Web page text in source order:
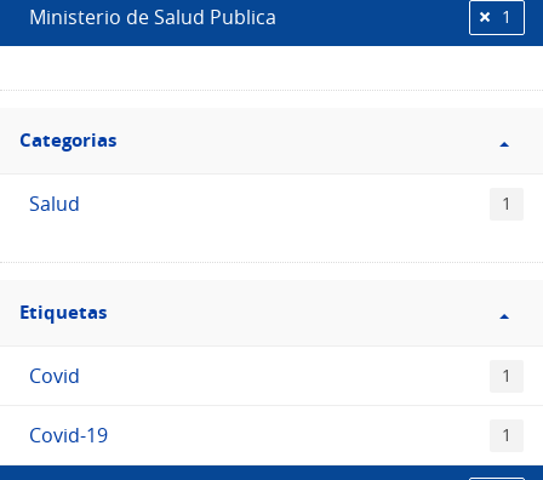
Ministerio de Salud Publica 1
Filtro
Categorias
Categorias
Salud 1
Filtro
Etiquetas
Etiquetas
Covid 1
Covid-19 1